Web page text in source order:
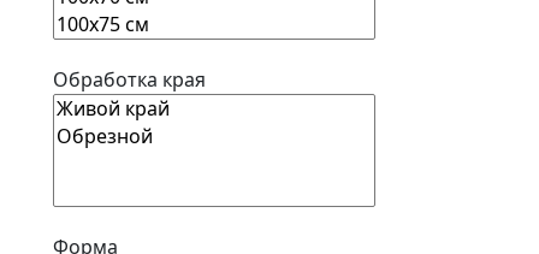
Обработка края
Форма